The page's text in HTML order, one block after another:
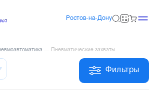
Ростов-на-Дону
— Пневматические захваты
Фильтры